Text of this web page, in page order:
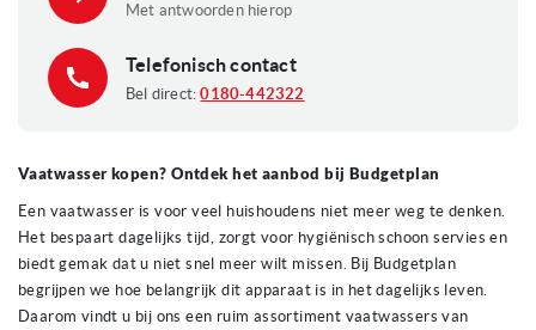
Met antwoorden hierop
Telefonisch contact
Bel direct:0180-442322
Vaatwasser kopen? Ontdek het aanbod bij Budgetplan
Een vaatwasser is voor veel huishoudens niet meer weg te denken.
Het bespaart dagelijks tijd, zorgt voor hygiënisch schoon servies en
biedt gemak dat u niet snel meer wilt missen. Bij Budgetplan
begrijpen we hoe belangrijk dit apparaat is in het dagelijks leven.
Daarom vindt u bij ons een ruim assortiment vaatwassers van